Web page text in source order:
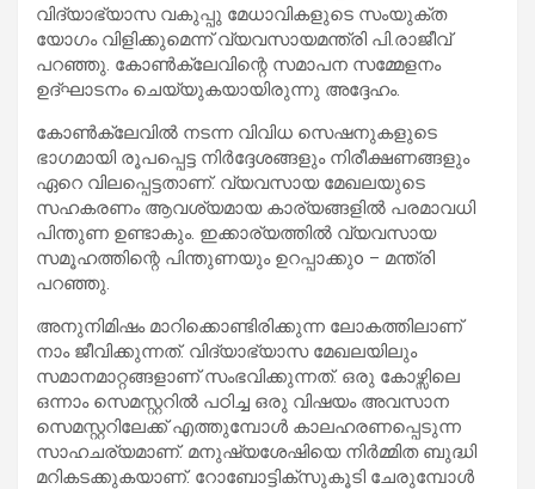
വിദ്യാഭ്യാസ വകുപ്പു മേധാവികളുടെ സംയുക്ത
യോഗം വിളിക്കുമെന്ന് വ്യവസായമന്ത്രി പി.രാജീവ്
പറഞ്ഞു. കോൺക്ലേവിന്റെ സമാപന സമ്മേളനം
ഉദ്ഘാടനം ചെയ്യുകയായിരുന്നു അദ്ദേഹം.
കോൺക്ലേവിൽ നടന്ന വിവിധ സെഷനുകളുടെ
ഭാഗമായി രൂപപ്പെട്ട നിർദ്ദേശങ്ങളും നിരീക്ഷണങ്ങളും
ഏറെ വിലപ്പെട്ടതാണ്. വ്യവസായ മേഖലയുടെ
സഹകരണം ആവശ്യമായ കാര്യങ്ങളിൽ പരമാവധി
പിന്തുണ ഉണ്ടാകും. ഇക്കാര്യത്തിൽ വ്യവസായ
സമൂഹത്തിന്റെ പിന്തുണയും ഉറപ്പാക്കുo – മന്ത്രി
പറഞ്ഞു.
അനുനിമിഷം മാറിക്കൊണ്ടിരിക്കുന്ന ലോകത്തിലാണ്
നാം ജീവിക്കുന്നത്. വിദ്യാഭ്യാസ മേഖലയിലും
സമാനമാറ്റങ്ങളാണ് സംഭവിക്കുന്നത്. ഒരു കോഴ്സിലെ
ഒന്നാം സെമസ്റ്ററിൽ പഠിച്ച ഒരു വിഷയം അവസാന
സെമസ്റ്ററിലേക്ക് എത്തുമ്പോൾ കാലഹരണപ്പെടുന്ന
സാഹചര്യമാണ്. മനുഷ്യശേഷിയെ നിർമ്മിത ബുദ്ധി
മറികടക്കുകയാണ്. റോബോട്ടിക്സുകൂടി ചേരുമ്പോൾ